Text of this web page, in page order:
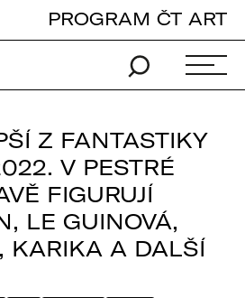
PROGRAM ČT ART
Z FANTASTIKY
V PESTRÉ
FIGURUJÍ
LE GUINOVÁ,
KARIKA A DALŠÍ